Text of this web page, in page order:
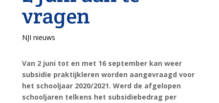
vragen
NJI nieuws
Van 2 juni tot en met 16 september kan weer
subsidie praktijkleren worden aangevraagd voor
het schooljaar 2020/2021. Werd de afgelopen
schooljaren telkens het subsidiebedrag per